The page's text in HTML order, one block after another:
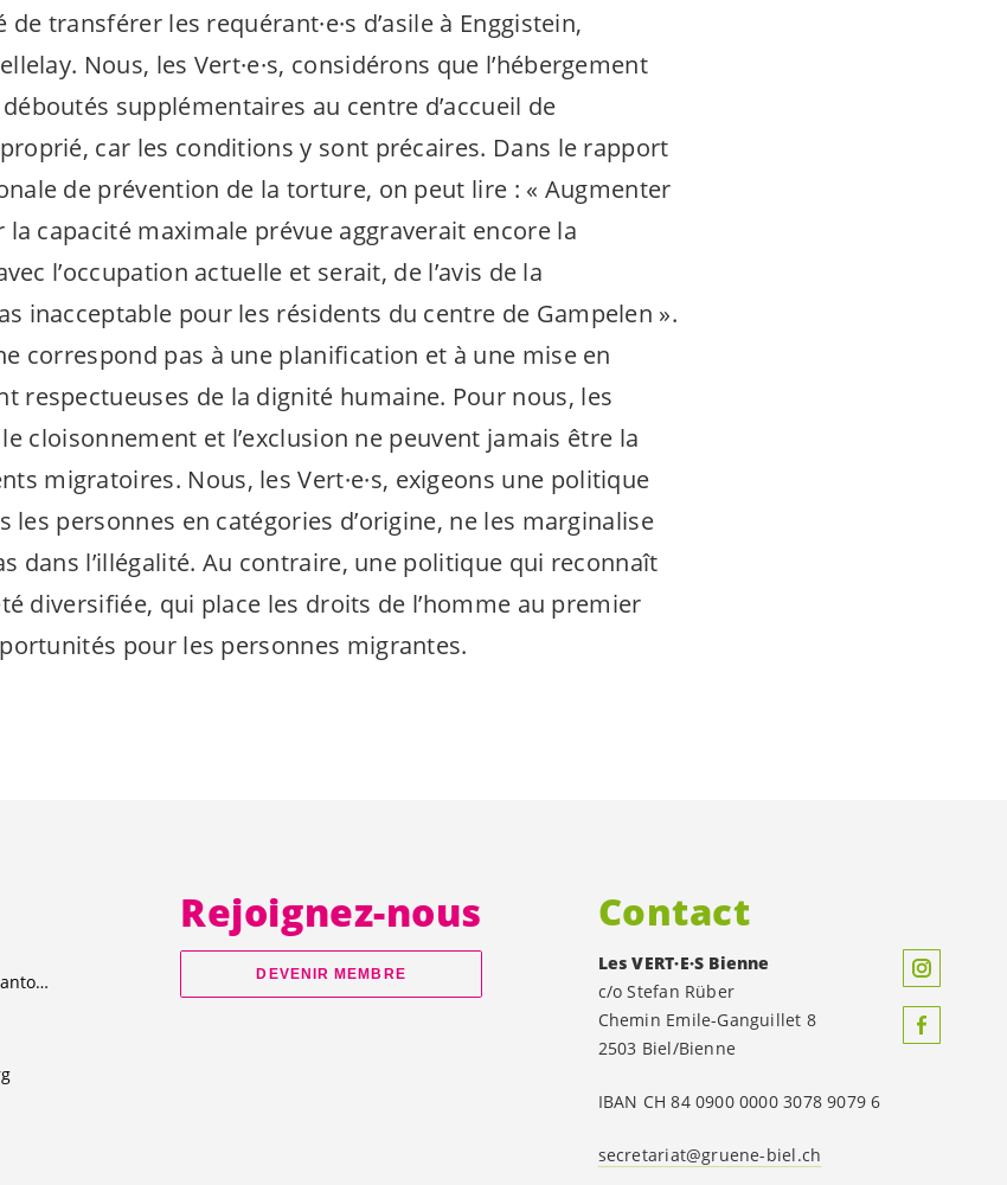
de transférer les requérant·e·s d’asile à Enggistein,
Nous, les Vert·e·s, considérons que l’hébergement
supplémentaires au centre d’accueil de
car les conditions y sont précaires. Dans le rapport
de prévention de la torture, on peut lire : « Augmenter
la capacité maximale prévue aggraverait encore la
l’occupation actuelle et serait, de l’avis de la
inacceptable pour les résidents du centre de Gampelen ».
correspond pas à une planification et à une mise en
respectueuses de la dignité humaine. Pour nous, les
cloisonnement et l’exclusion ne peuvent jamais être la
migratoires. Nous, lesVert·e·s, exigeons une politique
les personnes en catégories d’origine, ne les marginalise
dans l’illégalité. Au contraire, une politique qui reconnaît
diversifiée, qui place les droits de l’homme au premier
pour les personnes migrantes.
Junge Grüne Kanton Bern
Rejoignez-nous
DEVENIR MEMBRE
Contact
LesVERT·E·S Bienne
c/o Stefan Rüber
Chemin Emile-Ganguillet 8
2503 Biel/Bienne
IBAN CH 84 0900 0000 3078 9079 6
secretariat@gruene-biel.ch